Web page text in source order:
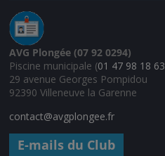
AVG Plongée (07 92 0294)
Piscine municipale (01 47 98 18 63
29 avenue Georges Pompidou
92390 Villeneuve la Garenne
contact@avgplongee.fr
E-mails du Club